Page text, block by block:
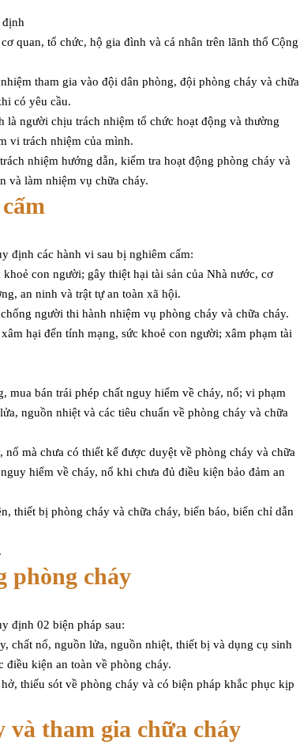
định
quan, tổ chức, hộ gia đình và cá nhân trên lãnh thổ Cộng
tham gia vào đội dân phòng, đội phòng cháy và chữa
có yêu cầu.
người chịu trách nhiệm tổ chức hoạt động và thường
vi trách nhiệm của mình.
nhiệm hướng dẫn, kiểm tra hoạt động phòng cháy và
và làm nhiệm vụ chữa cháy.
định các hành vi sau bị nghiêm cấm:
con người; gây thiệt hại tài sản của Nhà nước, cơ
an ninh và trật tự an toàn xã hội.
người thi hành nhiệm vụ phòng cháy và chữa cháy.
hại đến tính mạng, sức khoẻ con người; xâm phạm tài
mua bán trái phép chất nguy hiểm về cháy, nổ; vi phạm
nguồn nhiệt và các tiêu chuẩn về phòng cháy và chữa
mà chưa có thiết kế được duyệt về phòng cháy và chữa
hiểm về cháy, nổ khi chưa đủ điều kiện bảo đảm an
thiết bị phòng cháy và chữa cháy, biển báo, biển chỉ dẫn
phòng cháy
định 02 biện pháp sau:
chất nổ, nguồn lửa, nguồn nhiệt, thiết bị và dụng cụ sinh
điều kiện an toàn về phòng cháy.
thiếu sót về phòng cháy và có biện pháp khắc phục kịp
và tham gia chữa cháy